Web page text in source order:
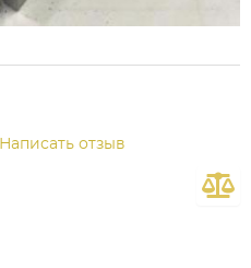
Написать отзыв